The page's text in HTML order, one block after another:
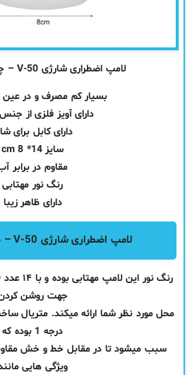
لامپ اضطراری شارژی V-50 – چراغ led مهتابی
بسیار کم مصرف و در عین
دارای آویز فلزی از
دارای کابل برای
سایز 14* 8 cm
مقاوم در برابر
رنگ نور مهتابی
دارای ظاهر زیبا
لامپ اضطراری شارژی V-50 – چراغ led مهتابی
جهت روشن
درجه 1 بوده که
سبب میشود تا در مقابل خط و خش
ویژگی هایی